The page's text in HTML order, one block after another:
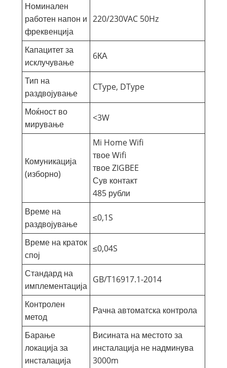
Номинален
работен напон и
фреквенција
220/230VAC 50Hz
Капацитет за
исклучување
6КА
Тип на
раздвојување
CType, DType
Моќност во
мирување
<3W
Комуникација
(изборно)
Mi Home Wifi
твое Wifi
твое ZIGBEE
Сув контакт
485 рубли
Време на
раздвојување
≤0,1S
Време на краток
спој
≤0,04S
Стандард на
имплементација
GB/T16917.1-2014
Контролен
метод
Рачна автоматска контрола
Барање
локација за
инсталација
Висината на местото за
инсталација не надминува
3000m